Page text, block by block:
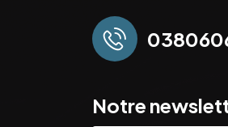
Notre